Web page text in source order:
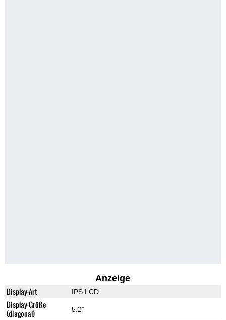
Anzeige
Display-Art IPS LCD
Display-Größe
(diagonal)
5.2"